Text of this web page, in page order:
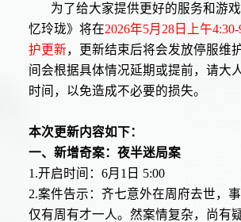
为了给大家提供更好的服务和游戏
忆玲珑》将在2026年5月28日上午4:30-
护更新，更新结束后将会发放停服维
间会根据具体情况延期或提前，请大
时间，以免造成不必要的损失。
本次更新内容如下：
一、新增奇案：夜半迷局案
1.开启时间：6月1日 5:00
2.案件告示：齐七意外在周府去世，
仅有周有才一人。然案情复杂，尚有